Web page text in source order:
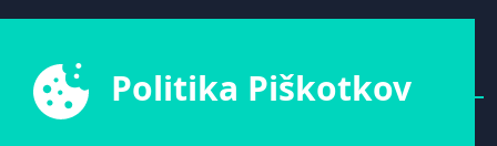
Politika Piškotkov